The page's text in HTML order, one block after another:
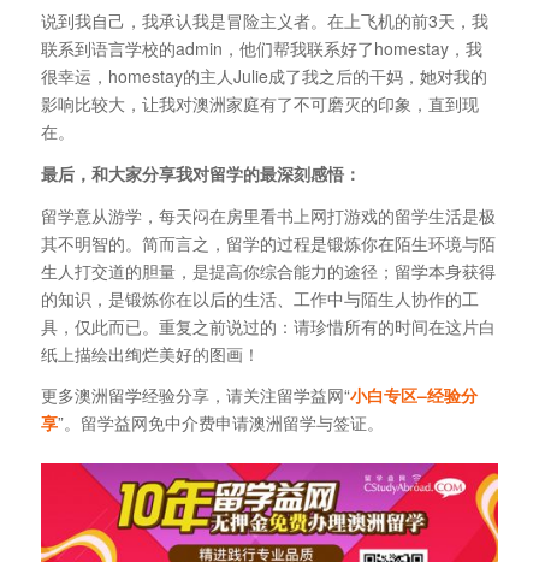
说到我自己，我承认我是冒险主义者。在上飞机的前3天，我
联系到语言学校的admin，他们帮我联系好了homestay，我
很幸运，homestay的主人Julie成了我之后的干妈，她对我的
影响比较大，让我对澳洲家庭有了不可磨灭的印象，直到现
在。
最后，和大家分享我对留学的最深刻感悟：
留学意从游学，每天闷在房里看书上网打游戏的留学生活是极
其不明智的。简而言之，留学的过程是锻炼你在陌生环境与陌
生人打交道的胆量，是提高你综合能力的途径；留学本身获得
的知识，是锻炼你在以后的生活、工作中与陌生人协作的工
具，仅此而已。重复之前说过的：请珍惜所有的时间在这片白
纸上描绘出绚烂美好的图画！
更多澳洲留学经验分享，请关注留学益网“小白专区–经验分
享”。留学益网免中介费申请澳洲留学与签证。